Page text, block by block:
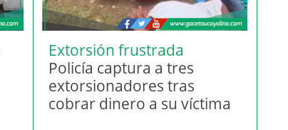
Extorsión frustrada
Policía captura a tres
extorsionadores tras
cobrar dinero a su víctima